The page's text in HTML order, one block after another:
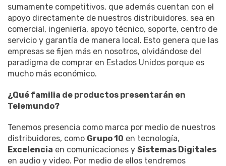
sumamente competitivos, que además cuentan con el
apoyo directamente de nuestros distribuidores, sea en
comercial, ingeniería, apoyo técnico, soporte, centro de
servicio y garantía de manera local. Esto genera que las
empresas se fijen más en nosotros, olvidándose del
paradigma de comprar en Estados Unidos porque es
mucho más económico.
¿Qué familia de productos presentarán en
Telemundo?
Tenemos presencia como marca por medio de nuestros
distribuidores, como Grupo 10 en tecnología,
Excelencia en comunicaciones y Sistemas Digitales
en audio y video. Por medio de ellos tendremos